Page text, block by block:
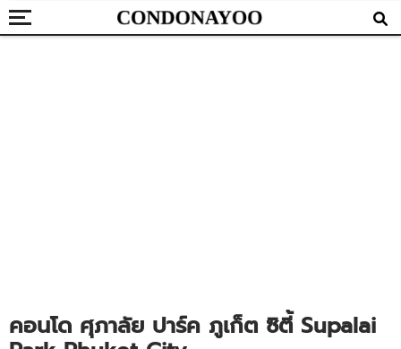
คอนโด ศุภาลัย ปาร์ค ภูเก็ต ซิตี้ Supalai